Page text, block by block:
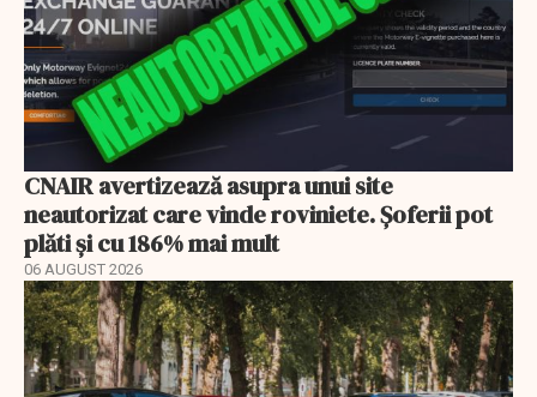
CNAIR avertizează asupra unui site
neautorizat care vinde roviniete. Șoferii pot
plăti și cu 186% mai mult
06 AUGUST 2026